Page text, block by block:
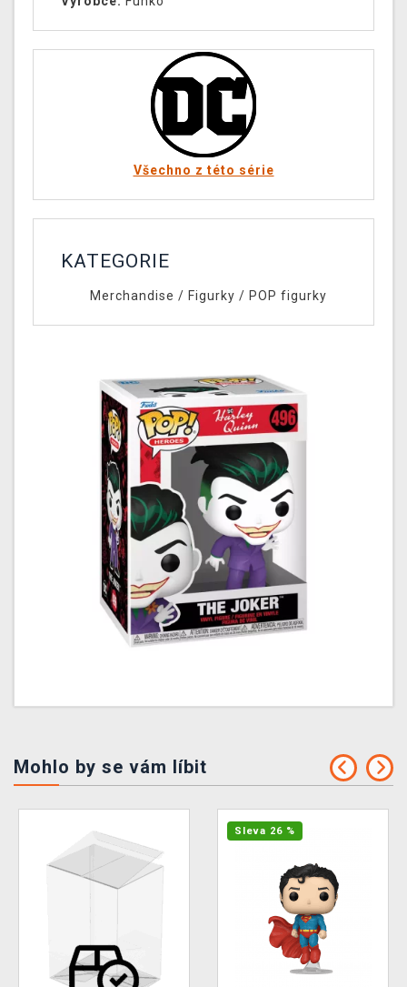
Všechno z této série
KATEGORIE
Merchandise / Figurky / POP figurky
Mohlo by se vám líbit
Sleva 26 %